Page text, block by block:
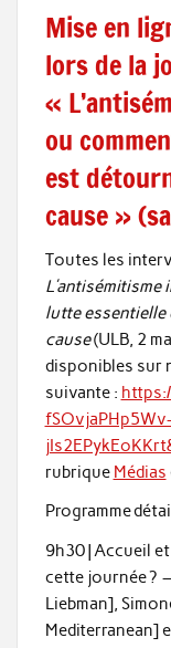
Mise en
lors de la
«
ou
est
cause »
Toutes les
lutte essentielle
cause(ULB, 2
disponibles sur
suivante :
fSOvjaPHp5Wv-
rubrique Médias
Programme
9h30 | Accueil
cette journée ?
Liebman],
Mediterranean]